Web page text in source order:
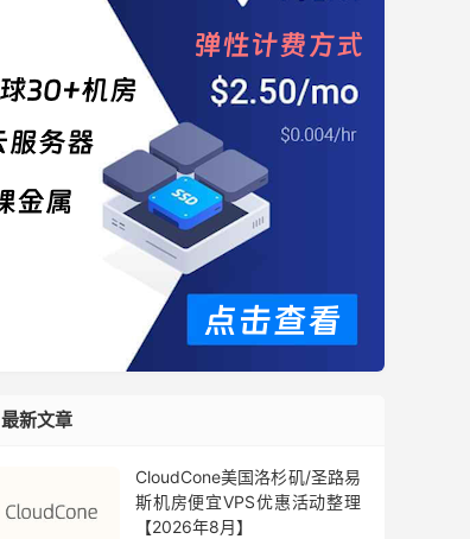
最新文章
CloudCone美国洛杉矶/圣路易
斯机房便宜VPS优惠活动整理
【2026年8月】